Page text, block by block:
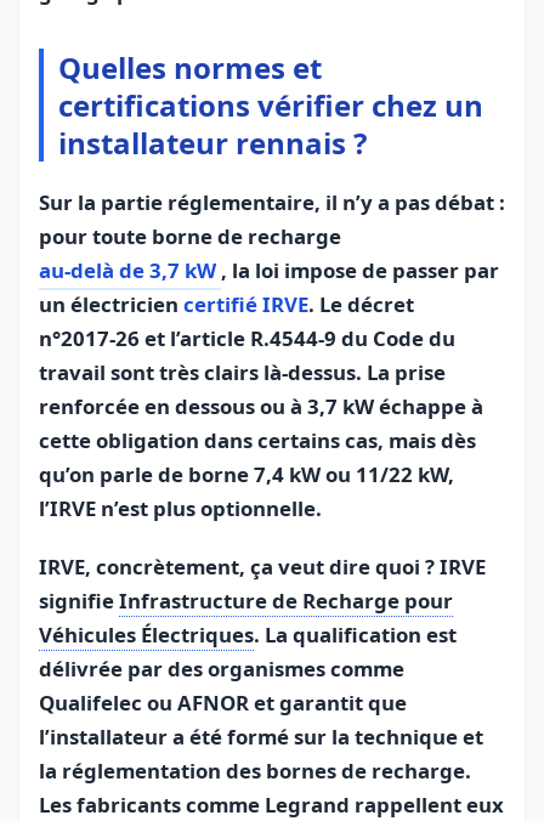
Quelles normes et
certifications vérifier chez un
installateur rennais ?
Sur la partie réglementaire, il n’y a pas débat :
pour toute borne de recharge
au‑delà de 3,7 kW , la loi impose de passer par
un électricien certifié IRVE. Le décret
n°2017‑26 et l’article R.4544‑9 du Code du
travail sont très clairs là‑dessus. La prise
renforcée en dessous ou à 3,7 kW échappe à
cette obligation dans certains cas, mais dès
qu’on parle de borne 7,4 kW ou 11/22 kW,
l’IRVE n’est plus optionnelle.
IRVE, concrètement, ça veut dire quoi ? IRVE
signifieInfrastructure de Recharge pour
Véhicules Électriques. La qualification est
délivrée par des organismes comme
Qualifelec ou AFNOR et garantit que
l’installateur a été formé sur la technique et
la réglementation des bornes de recharge.
Les fabricants comme Legrand rappellent eux